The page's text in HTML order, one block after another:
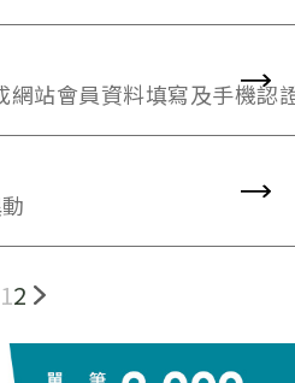
網站會員資料填寫及手機認
12